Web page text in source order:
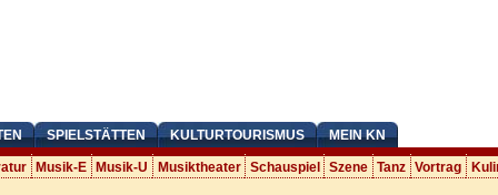
SPIELSTÄTTEN KULTURTOURISMUS MEIN KN
Musik-E Musik-U Musiktheater Schauspiel Szene Tanz Vortrag